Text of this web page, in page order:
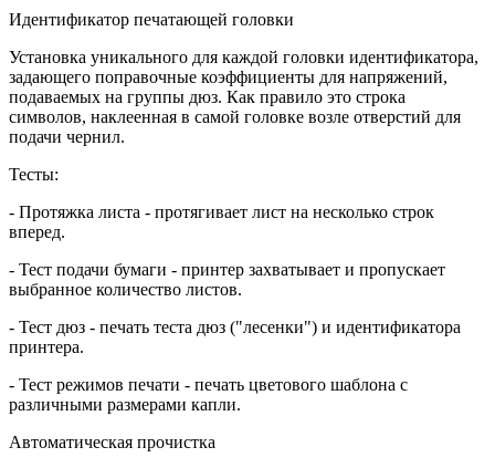
Идентификатор печатающей головки
Установка уникального для каждой головки идентификатора,
задающего поправочные коэффициенты для напряжений,
подаваемых на группы дюз. Как правило это строка
символов, наклеенная в самой головке возле отверстий для
подачи чернил.
Тесты:
- Протяжка листа - протягивает лист на несколько строк
вперед.
- Тест подачи бумаги - принтер захватывает и пропускает
выбранное количество листов.
- Тест дюз - печать теста дюз ("лесенки") и идентификатора
принтера.
- Тест режимов печати - печать цветового шаблона с
различными размерами капли.
Автоматическая прочистка